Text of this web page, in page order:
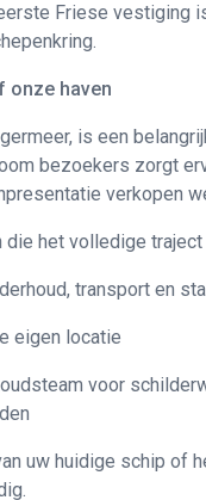
Friese vestiging
onze haven
is een
bezoekers zorgt
verkopen
het volledige traject
transport en
eigen locatie
voor
uw huidige schip of